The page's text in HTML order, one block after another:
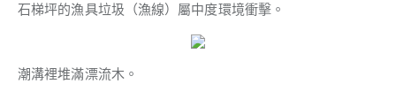
石梯坪的漁具垃圾（漁線）屬中度環境衝擊。
潮溝裡堆滿漂流木。